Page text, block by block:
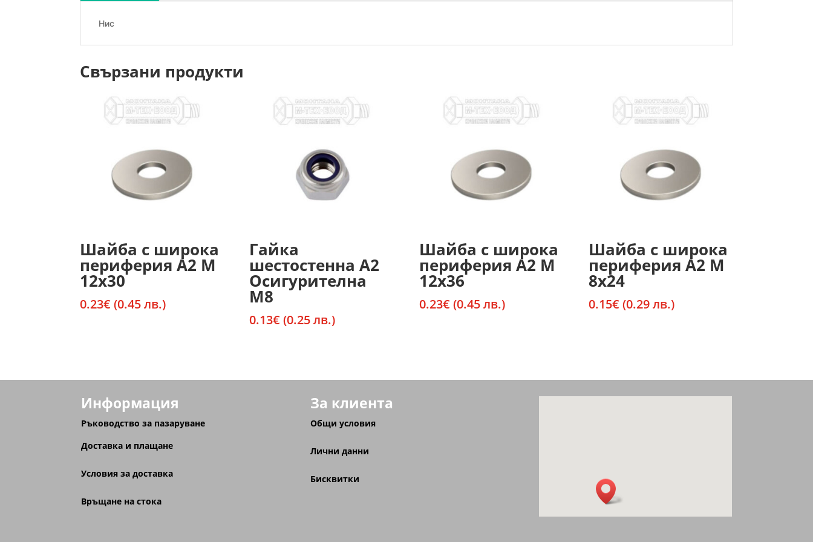
Нис
Свързани продукти
Шайба с широка
периферия А2 М
12х30
0.23€ (0.45 лв.)
Гайка
шестостенна А2
Осигурителна
М8
0.13€ (0.25 лв.)
Шайба с широка
периферия А2 М
12х36
0.23€ (0.45 лв.)
Шайба с широка
периферия А2 М
8х24
0.15€ (0.29 лв.)
Информация
Ръководство за пазаруване
Доставка и плащане
Условия за доставка
Връщане на стока
За клиента
Общи условия
Лични данни
Бисквитки